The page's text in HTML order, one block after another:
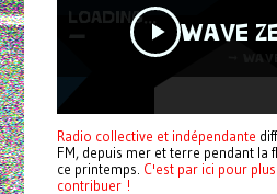
Radio collective et indépendante
FM, depuis mer et terre pendant la
ce printemps. C'est par ici pour
contribuer !